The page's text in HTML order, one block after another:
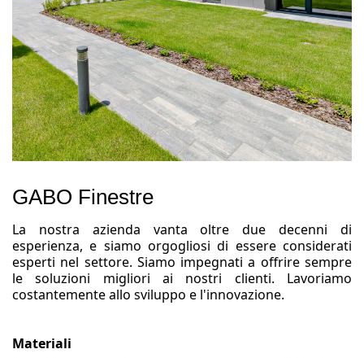
GABO Finestre
La nostra azienda vanta oltre due decenni di
esperienza, e siamo orgogliosi di essere considerati
esperti nel settore. Siamo impegnati a offrire sempre
le soluzioni migliori ai nostri clienti. Lavoriamo
costantemente allo sviluppo e l'innovazione.
Materiali